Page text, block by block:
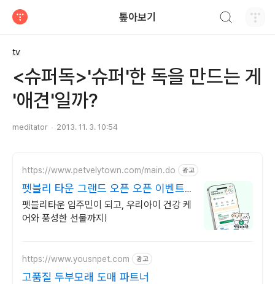
톺아보기
tv
<슈퍼독>'슈퍼'한 독을 만드는 게
'애견'일까?
meditator 2013. 11. 3. 10:54
https://www.petvelytown.com/main.do 광고
펫블리 타운 그랜드 오픈 오픈 이벤트
진행 중!
펫블리타운 입주민이 되고, 우리아이 건강 케
어와 풍성한 선물까지!
https://www.yousnpet.com 광고
고품질 두부모래 도매 파트너